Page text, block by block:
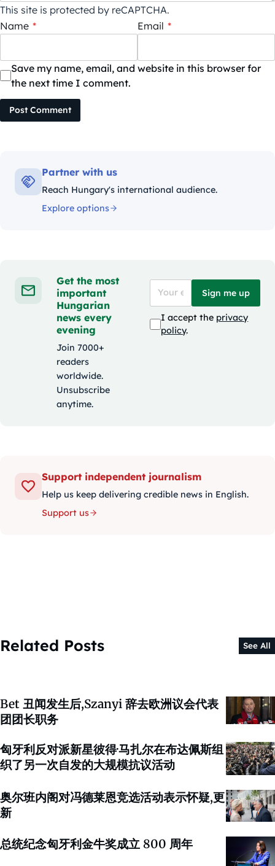
This site is protected by reCAPTCHA.
Name * Email *
Save my name, email, and website in this browser for
the next time I comment.
Post Comment
Partner with us
Reach Hungary's international audience.
Explore options
Get the most
important
Hungarian
news every
evening
Join 7000+
readers
worldwide.
Unsubscribe
anytime.
Sign me up
I accept the privacy
policy.
Support independent journalism
Help us keep delivering credible news in English.
Support us
Related Posts See All
Bet 丑闻发生后,Szanyi 辞去欧洲议会代表
团团长职务
匈牙利反对派新星彼得·马扎尔在布达佩斯组
织了另一次自发的大规模抗议活动
奥尔班内阁对冯德莱恩竞选活动表示怀疑,更
新
总统纪念匈牙利金牛奖成立 800 周年